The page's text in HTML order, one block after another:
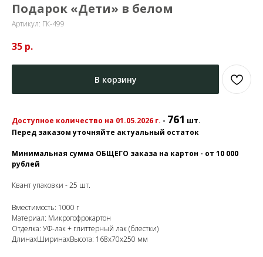
Подарок «Дети» в белом
Артикул: ГК-499
35 р.
В корзину
Доступное количество на 01.05.2026 г. - 761 шт.
Перед заказом уточняйте актуальный остаток
Минимальная сумма ОБЩЕГО заказа на картон - от 10 000
рублей
Квант упаковки - 25 шт.
Вместимость: 1000 г
Материал: Микрогофрокартон
Отделка: УФ-лак + глиттерный лак (блестки)
ДлинахШиринахВысота: 168х70х250 мм